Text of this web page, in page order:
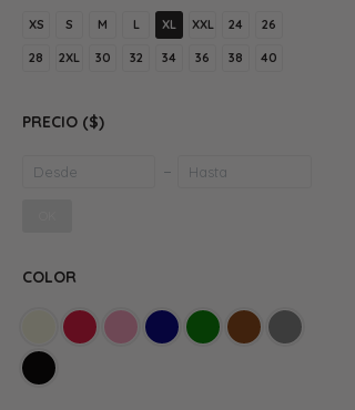
XS S M L XL XXL 24 26
28 2XL 30 32 34 36 38 40
PRECIO ($)
COLOR